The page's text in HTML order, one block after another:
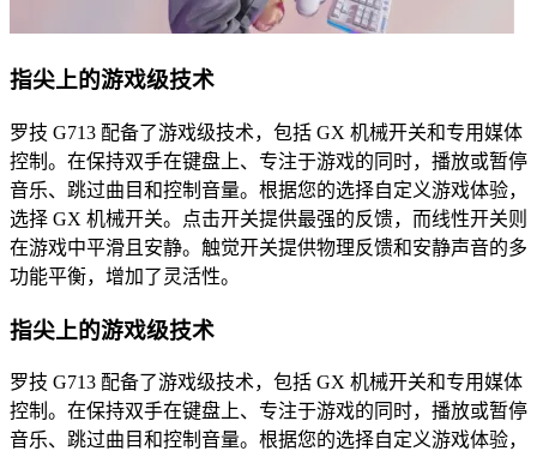
指尖上的游戏级技术
罗技 G713 配备了游戏级技术，包括 GX 机械开关和专用媒体
控制。在保持双手在键盘上、专注于游戏的同时，播放或暂停
音乐、跳过曲目和控制音量。根据您的选择自定义游戏体验，
选择 GX 机械开关。点击开关提供最强的反馈，而线性开关则
在游戏中平滑且安静。触觉开关提供物理反馈和安静声音的多
功能平衡，增加了灵活性。
指尖上的游戏级技术
罗技 G713 配备了游戏级技术，包括 GX 机械开关和专用媒体
控制。在保持双手在键盘上、专注于游戏的同时，播放或暂停
音乐、跳过曲目和控制音量。根据您的选择自定义游戏体验，